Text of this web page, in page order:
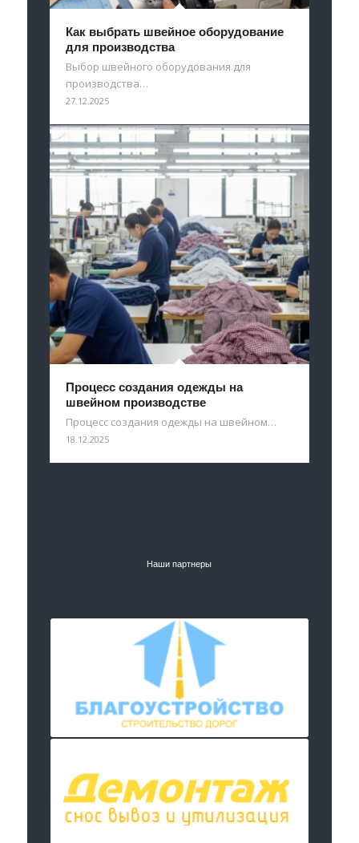
Как выбрать швейное оборудование
для производства
Выбор швейного оборудования для
производства…
27.12.2025
Процесс создания одежды на
швейном производстве
Процесс создания одежды на швейном…
18.12.2025
Наши партнеры